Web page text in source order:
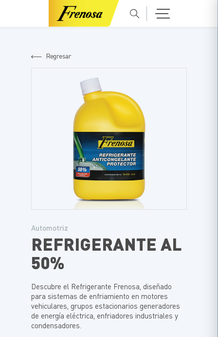
Regresar
Automotriz
REFRIGERANTE AL
50%
Descubre el Refrigerante Frenosa, diseñado
para sistemas de enfriamiento en motores
vehiculares, grupos estacionarios generadores
de energía eléctrica, enfriadores industriales y
condensadores.